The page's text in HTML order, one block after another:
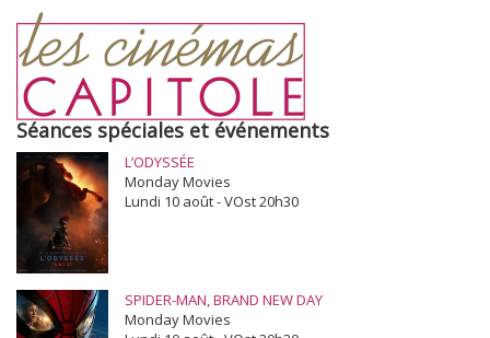
Séances spéciales et événements
L’ODYSSÉE
Monday Movies
Lundi 10 août - VOst 20h30
SPIDER-MAN, BRAND NEW DAY
Monday Movies